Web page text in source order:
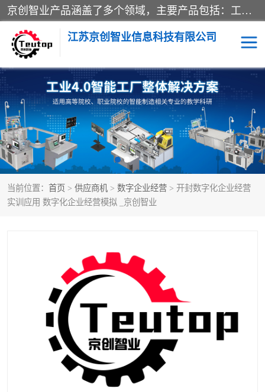
京创智业产品涵盖了多个领域，主要产品包括：工业4.0生产线解决方案，智慧物流综合实训室，教学设备与实验室建设，虚拟仿真实验室等。公司将秉持“创新、执着、诚信、共赢”的理念，以“将服务当作使命”为核心价值观，致力于为客户创造价值，与客户、合作伙伴和员工共同成长。
江苏京创智业信息科技有限公司
当前位置： 首页 > 供应商机 > 数字企业经营 > 开封数字化企业经营
实训应用 数字化企业经营模拟 _京创智业
VR物流实训 低碳供应链
生产系统仿真 冷链物流
供应链管理 思政
智慧零售实训 智能制造
工业工程实训室